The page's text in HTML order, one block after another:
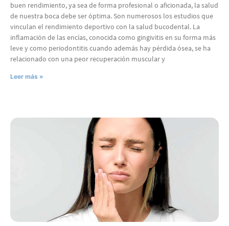
buen rendimiento, ya sea de forma profesional o aficionada, la salud
de nuestra boca debe ser óptima. Son numerosos los estudios que
vinculan el rendimiento deportivo con la salud bucodental. La
inflamación de las encías, conocida como gingivitis en su forma más
leve y como periodontitis cuando además hay pérdida ósea, se ha
relacionado con una peor recuperación muscular y
Leer más »